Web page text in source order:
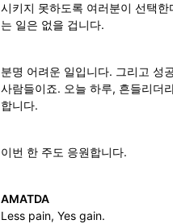
시키지 못하도록 여러분이 선택
는 일은 없을 겁니다.
분명 어려운 일입니다. 그리고 성
사람들이죠. 오늘 하루, 흔들리더
합니다.
이번 한 주도 응원합니다.
AMATDA
Less pain, Yes gain.